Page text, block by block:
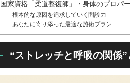
国家資格「柔道整復師」・身体のプロパ
根本的な原因を追求していく問診力
あなたに寄り添った最適な施術プラン
“ストレッチと呼吸の関係